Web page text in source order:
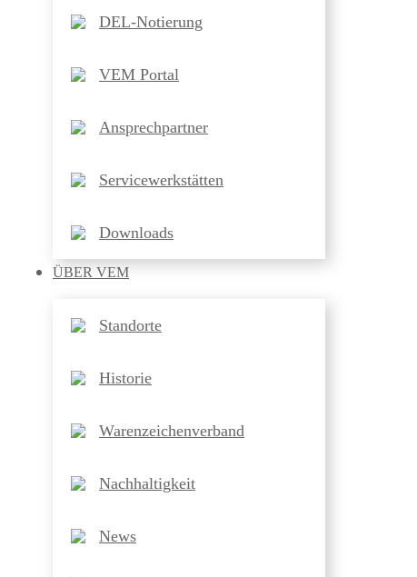
DEL-Notierung
VEM Portal
Ansprechpartner
Servicewerkstätten
Downloads
ÜBER VEM
Standorte
Historie
Warenzeichenverband
Nachhaltigkeit
News